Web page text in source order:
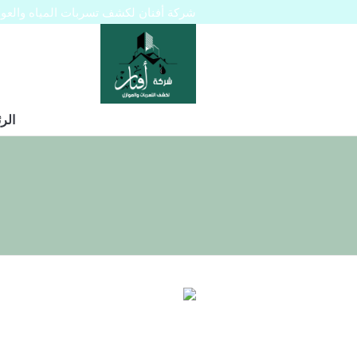
شركة أفنان لكشف تسربات المياه والعوازل